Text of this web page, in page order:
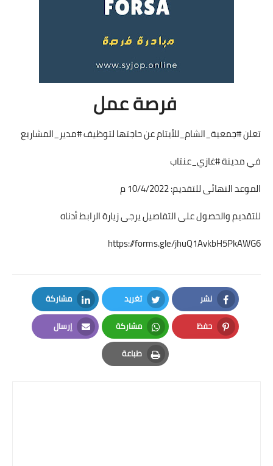
فرصة عمل
تعلن #جمعية_الشام_للأيتام عن حاجتها لتوظيف #مدير_المشاريع
في مدينة #غازي_عنتاب
الموعد النهائى للتقديم: 10/4/2022 م
للتقديم والحصول على التفاصيل يرجى زيارة الرابط أدناه
https://forms.gle/jhuQ1AvkbH5PkAWG6
نشر
Facebook
تغريد
Twitter
مشاركة
LinkedIn
حفظ
Pinterest
مشاركة
Whatsapp
إرسال
Email
طباعة
Print